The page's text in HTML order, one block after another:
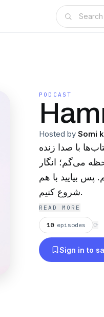
PODCAST
Hosted by Somi
با صدا زنده
می‌گم؛ انگار
بیایید با هم
شروع کنیم.
READ MORE
10 episodes ⟳
Sign in to